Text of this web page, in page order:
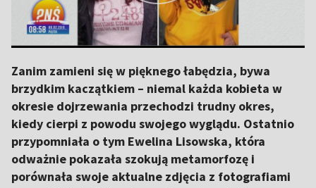
Zanim zamieni się w pięknego łabędzia, bywa
brzydkim kaczątkiem – niemal każda kobieta w
okresie dojrzewania przechodzi trudny okres,
kiedy cierpi z powodu swojego wyglądu. Ostatnio
przypomniała o tym Ewelina Lisowska, która
odważnie pokazała szokują metamorfozę i
porównała swoje aktualne zdjęcia z fotografiami